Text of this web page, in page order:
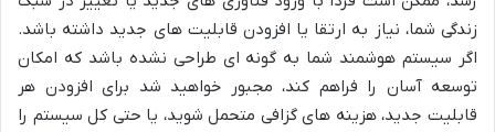
زندگی شما، نیاز به ارتقا یا افزودن قابلیت های جدید داشته باشد.
اگر سیستم هوشمند شما به گونه ای طراحی نشده باشد که امکان
توسعه آسان را فراهم کند، مجبور خواهید شد برای افزودن هر
قابلیت جدید، هزینه های گزافی متحمل شوید، یا حتی کل سیستم را